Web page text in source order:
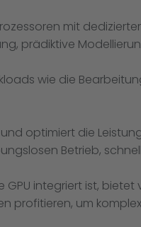
mit
prädiktive
wie die
optimiert die
Betrieb,
integriert ist,
um